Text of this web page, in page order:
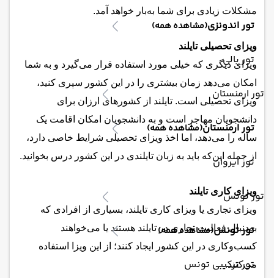
تور اندونزی(مشاهده همه)
تور بالی
تور ارمنستان
تور ارمنستان(مشاهده همه)
تور ایروان
تور تونس
تور تونس(مشاهده همه)
تور ترکیبی تونس
مشکلات زیادی برای شما به‌بار خواهد آمد.
ویزای تحصیلی تایلند
ویزای دیگری که خیلی مورد استفاده قرار می‌گیرد و به شما
امکان می‌دهد زمان بیشتری را در این کشور سپری کنید،
ویزای تحصیلی است. تایلند از کشورهای ارزان برای
دانشجویان مهاجر است و به دانشجویان امکان اقامت یک
ساله را می‌دهد، اما اخذ ویزای تحصیلی شرایط خاصی دارد،
از جمله این‌که باید به زبان تایلندی در این کشور درس بخوانید.
ویزای کاری تایلند
ویزای تجاری یا ویزای کاری تایلند، بسیاری از افرادی که
به‌دنبال فعالیت تجاری در تایلند هستند یا می‌خواهند
کسب‌وکاری در این کشور ایجاد کنند؛ از این ویزا استفاده
می‌کنند.